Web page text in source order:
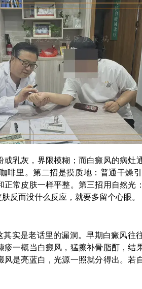
乳灰，界限模糊；而白癜风的病灶
啡里。第二招是摸质地：普通干燥
常皮肤一样平整。第三招用自然光
反而没什么反应，就要多留个心眼。
实是老话里的漏洞。早期白癜风往
一概当白癜风，猛擦补骨脂酊，结
是亮蓝白，光源一照就分得出。若